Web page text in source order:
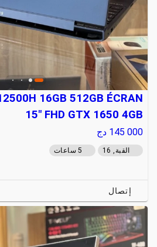
16GB 512GB ÉCRAN
15" FHD GTX 1650 4GB
145 000 دج
القبة, 16 5 ساعات
إتصال